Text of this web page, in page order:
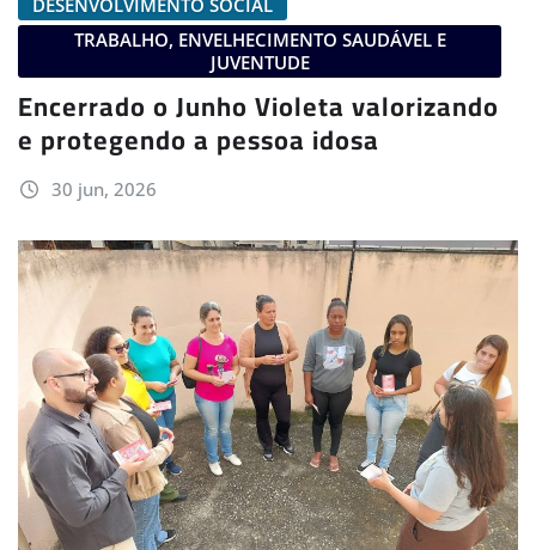
DESENVOLVIMENTO SOCIAL
TRABALHO, ENVELHECIMENTO SAUDÁVEL E
JUVENTUDE
Encerrado o Junho Violeta valorizando
e protegendo a pessoa idosa
30 jun, 2026